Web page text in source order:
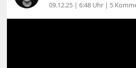
09.12.25 | 6:48 Uhr | 5